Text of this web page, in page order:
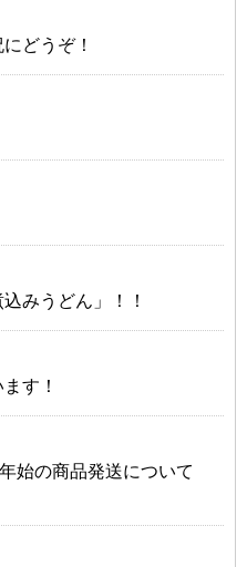
どうぞ！
みうどん」！！
す！
始の商品発送について